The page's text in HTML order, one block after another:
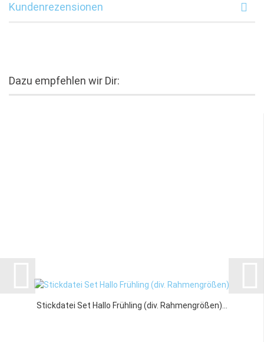
Kundenrezensionen
Dazu empfehlen wir Dir:
Stickdatei Set Hallo Frühling (div. Rahmengrößen)...